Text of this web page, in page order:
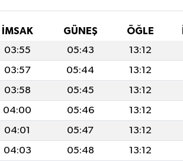
İMSAK GÜNEŞ ÖĞLE
03:55 05:43 13:12
03:57 05:44 13:12
03:58 05:45 13:12
04:00 05:46 13:12
04:01 05:47 13:12
04:03 05:48 13:12